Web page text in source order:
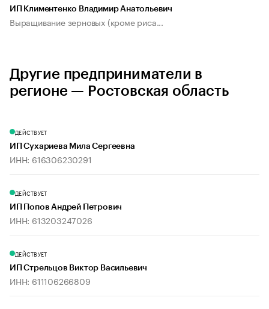
ИП Климентенко Владимир Анатольевич
Выращивание зерновых (кроме риса...
Другие предприниматели в
регионе — Ростовская область
ДЕЙСТВУЕТ
ИП Сухариева Мила Сергеевна
ИНН: 616306230291
ДЕЙСТВУЕТ
ИП Попов Андрей Петрович
ИНН: 613203247026
ДЕЙСТВУЕТ
ИП Стрельцов Виктор Васильевич
ИНН: 611106266809